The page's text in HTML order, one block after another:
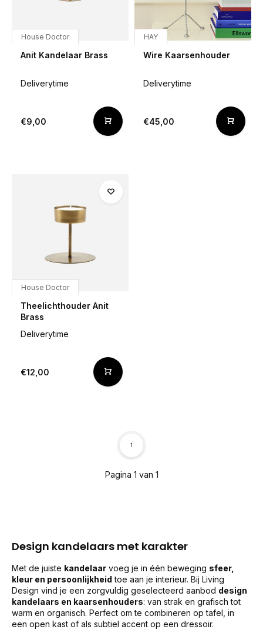
House Doctor
Anit Kandelaar Brass
Deliverytime
€9,00
HAY
Wire Kaarsenhouder
Deliverytime
€45,00
House Doctor
Theelichthouder Anit
Brass
Deliverytime
€12,00
Pagina 1 van 1
1
Design kandelaars met karakter
Met de juiste kandelaar voeg je in één beweging sfeer,
kleur en persoonlijkheid toe aan je interieur. Bij Living
Design vind je een zorgvuldig geselecteerd aanbod design
kandelaars en kaarsenhouders: van strak en grafisch tot
warm en organisch. Perfect om te combineren op tafel, in
een open kast of als subtiel accent op een dressoir.